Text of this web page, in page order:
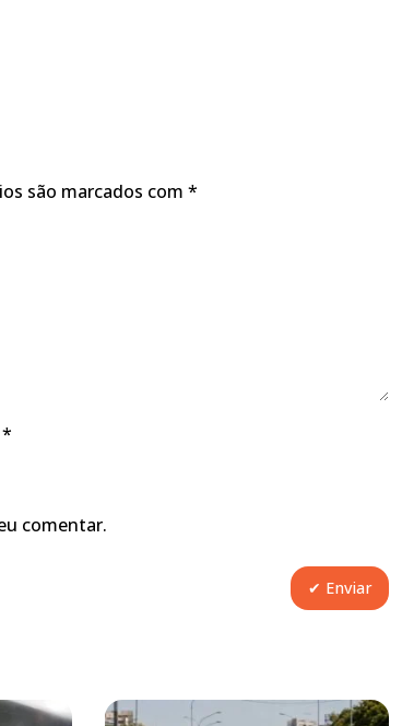
são marcados com *
*
comentar.